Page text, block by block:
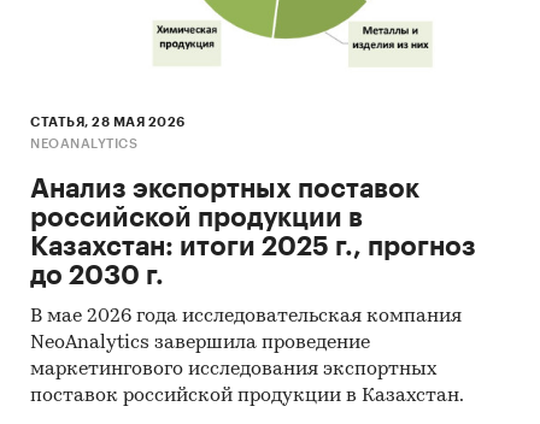
СТАТЬЯ, 28 МАЯ 2026
NEOANALYTICS
Анализ экспортных поставок
российской продукции в
Казахстан: итоги 2025 г., прогноз
до 2030 г.
В мае 2026 года исследовательская компания
NeoAnalytics завершила проведение
маркетингового исследования экспортных
поставок российской продукции в Казахстан.